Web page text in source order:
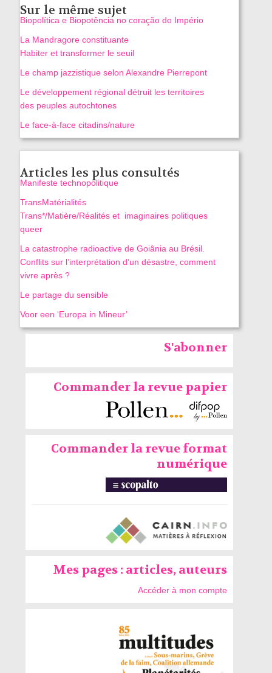
Sur le même sujet
Biopolítica e Biopotência no coração do Império
La Mandragore constituante
Habiter et transformer le seuil
Le champ jazzistique selon Alexandre Pierrepont
Le développement régional détruit les territoires
des peuples autochtones
Le face-à-face citadins/nature
Articles les plus consultés
Manifeste technopolitique
TransMatérialités
Trans*/Matière/Réalités et imaginaires politiques
queer
La catastrophe radioactive de Goiânia au Brésil.
Conflits sur l’interprétation d’un désastre, comment
vivre après ?
Le partage du sensible
Voor een ‘Europa in Mineur’
S'abonner
Commander la revue papier
Commander la revue format
numérique
Mes pages : articles, auteurs
Accéder à mon compte